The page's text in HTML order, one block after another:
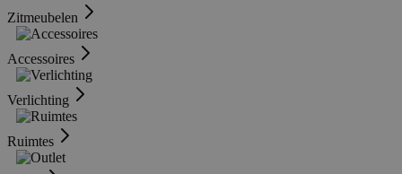
Zitmeubelen
Accessoires
Verlichting
Ruimtes